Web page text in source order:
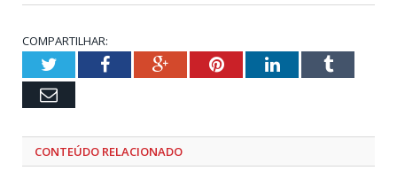
COMPARTILHAR:
TwitterFacebookGoogle+PinterestLinkedInTumblr
Email
CONTEÚDO RELACIONADO